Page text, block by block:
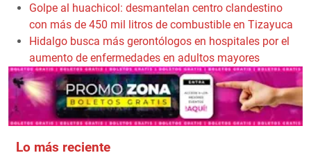
Golpe al huachicol: desmantelan centro clandestino
con más de 450 mil litros de combustible en Tizayuca
Hidalgo busca más gerontólogos en hospitales por el
aumento de enfermedades en adultos mayores
Lo más reciente